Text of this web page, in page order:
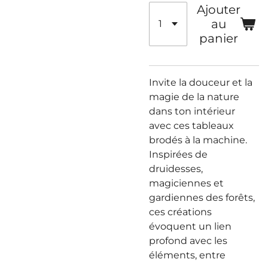
Ajouter
au
panier
Invite la douceur et la
magie de la nature
dans ton intérieur
avec ces tableaux
brodés à la machine.
Inspirées de
druidesses,
magiciennes et
gardiennes des forêts,
ces créations
évoquent un lien
profond avec les
éléments, entre